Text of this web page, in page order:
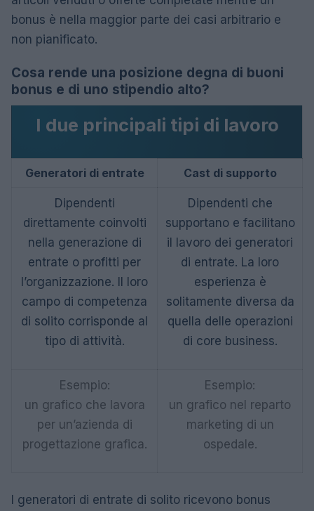
bonus è nella maggior parte dei casi arbitrario e
non pianificato.
Cosa rende una posizione degna di buoni
bonus e di uno stipendio alto?
I due principali tipi di lavoro
Generatori di entrate Cast di supporto
Dipendenti
direttamente coinvolti
nella generazione di
entrate o profitti per
l’organizzazione. Il loro
campo di competenza
di solito corrisponde al
tipo di attività.
Dipendenti che
supportano e facilitano
il lavoro dei generatori
di entrate. La loro
esperienza è
solitamente diversa da
quella delle operazioni
di core business.
Esempio:
un grafico che lavora
per un’azienda di
progettazione grafica.
Esempio:
un grafico nel reparto
marketing di un
ospedale.
I generatori di entrate di solito ricevono bonus